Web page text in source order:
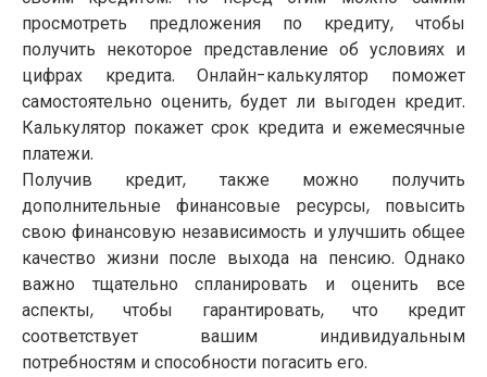
просмотреть предложения по кредиту, чтобы
получить некоторое представление об условиях и
цифрах кредита. Онлайн-калькулятор поможет
самостоятельно оценить, будет ли выгоден кредит.
Калькулятор покажет срок кредита и ежемесячные
платежи.
Получив кредит, также можно получить
дополнительные финансовые ресурсы, повысить
свою финансовую независимость и улучшить общее
качество жизни после выхода на пенсию. Однако
важно тщательно спланировать и оценить все
аспекты, чтобы гарантировать, что кредит
соответствует вашим индивидуальным
потребностям и способности погасить его.